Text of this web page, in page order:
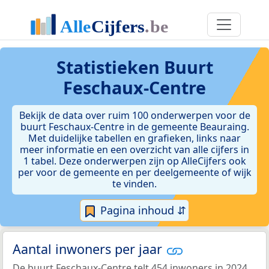
Statistieken Buurt
Feschaux-Centre
Bekijk de data over ruim 100 onderwerpen voor de
buurt Feschaux-Centre in de gemeente Beauraing.
Met duidelijke tabellen en grafieken, links naar
meer informatie en een overzicht van alle cijfers in
1 tabel. Deze onderwerpen zijn op AlleCijfers ook
per voor de gemeente en per deelgemeente of wijk
te vinden.
Pagina inhoud ⇵
Aantal inwoners per jaar